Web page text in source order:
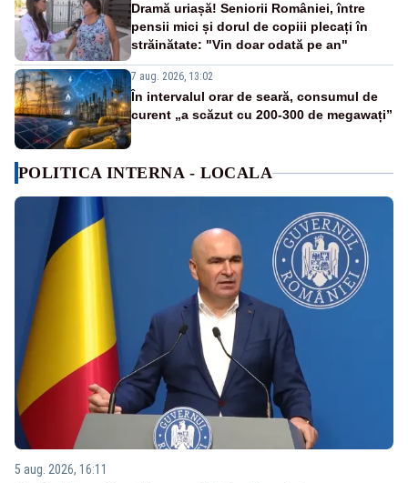
Dramă uriașă! Seniorii României, între
pensii mici și dorul de copiii plecați în
străinătate: "Vin doar odată pe an"
7 aug. 2026, 13:02
În intervalul orar de seară, consumul de
curent „a scăzut cu 200-300 de megawați”
POLITICA INTERNA - LOCALA
5 aug. 2026, 16:11